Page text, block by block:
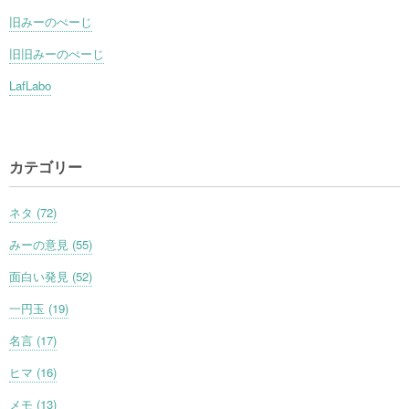
旧みーのぺーじ
旧旧みーのぺーじ
LafLabo
カテゴリー
ネタ (72)
みーの意見 (55)
面白い発見 (52)
一円玉 (19)
名言 (17)
ヒマ (16)
メモ (13)